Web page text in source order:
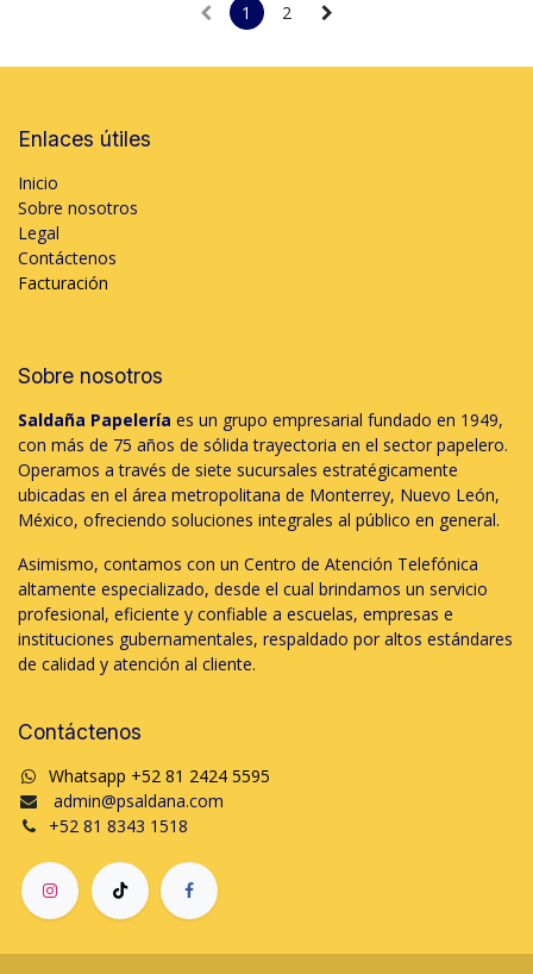
1 2
Enlaces útiles
Inicio
Sobre nosotros
Legal
Contáctenos
Facturación
Sobre nosotros
Saldaña Papelería es un grupo empresarial fundado en 1949,
con más de 75 años de sólida trayectoria en el sector papelero.
Operamos a través de siete sucursales estratégicamente
ubicadas en el área metropolitana de Monterrey, Nuevo León,
México, ofreciendo soluciones integrales al público en general.
Asimismo, contamos con un Centro de Atención Telefónica
altamente especializado, desde el cual brindamos un servicio
profesional, eficiente y confiable a escuelas, empresas e
instituciones gubernamentales, respaldado por altos estándares
de calidad y atención al cliente.
Contáctenos
Whatsapp +52 81 2424 5595
admin@psaldana.com
+52 81 8343 1518